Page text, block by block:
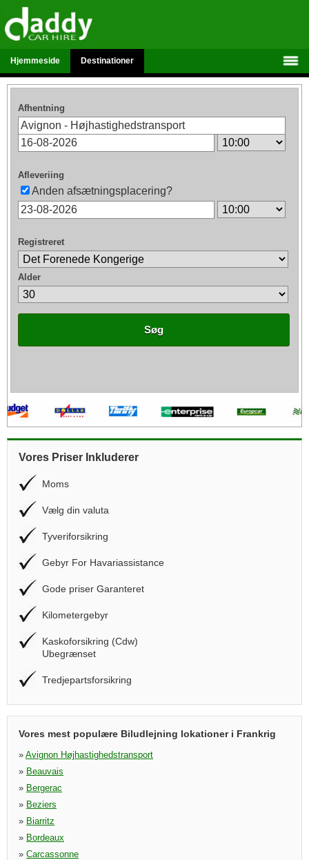
Hjemmeside Destinationer
Afhentning
Afleveriing
Anden afsætningsplacering?
Registreret
Alder
Søg
Vores Priser Inkluderer
Moms
Vælg din valuta
Tyveriforsikring
Gebyr For Havariassistance
Gode priser Garanteret
Kilometergebyr
Kaskoforsikring (Cdw)
Ubegrænset
Tredjepartsforsikring
Vores mest populære Biludlejning lokationer i Frankrig
» Avignon Højhastighedstransport
» Beauvais
» Bergerac
» Beziers
» Biarritz
» Bordeaux
» Carcassonne